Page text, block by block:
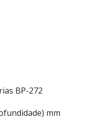
BP-272
mm